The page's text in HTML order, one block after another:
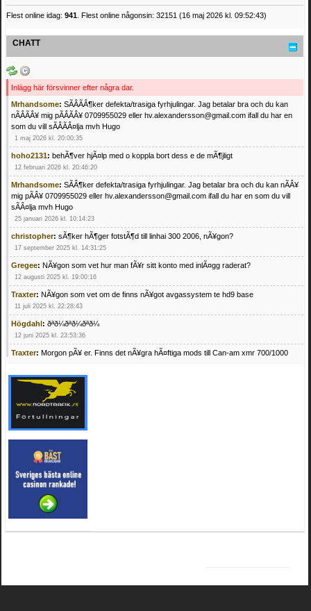
Flest online idag: 941 . Flest online någonsin: 32151 (16 maj 2026 kl. 09:52:43)
CHATT
Inlägg här försvinner efter några dar.
Mrhandsome: SÃÂÃÂ¶ker defekta/trasiga fyrhjulingar. Jag betalar bra och du kan
nÃÂÃÂ¥ mig pÃÂÃÂ¥ 0709955029 eller hv.alexandersson@gmail.com ifall du har en
som du vill sÃÂÃÂ¤lja mvh Hugo
1 maj 2026 kl. 20:00:35
hoho2131: behÃ¶ver hjÃ¤lp med o koppla bort dess e de mÃ¶jligt
12 februari 2026 kl. 20:46:20
Mrhandsome: SÃÂ¶ker defekta/trasiga fyrhjulingar. Jag betalar bra och du kan nÃÂ¥
mig pÃÂ¥ 0709955029 eller hv.alexandersson@gmail.com ifall du har en som du vill
sÃÂ¤lja mvh Hugo
25 januari 2026 kl. 10:14:23
christopher: sÃ¶ker hÃ¶ger fotstÃ¶d till linhai 300 2006, nÃ¥gon?
17 september 2025 kl. 14:31:25
Gregee: NÃ¥gon som vet hur man fÃ¥r sitt konto med inlÃ¤gg raderat?
12 augusti 2025 kl. 19:00:16
Traxter: NÃ¥gon som vet om de finns nÃ¥got avgassystem te hd9 base
11 juli 2025 kl. 22:28:43
Högdahl: ðªð¼ðªð¼ðªð¼
12 juni 2025 kl. 23:53:36
Traxter: Morgon pÃ¥ er. Finns det nÃ¥gra hÃ¤ftiga mods till Can-am xmr 700/1000
Mrhandsome:SÃ¶ker defekta/trasiga fyrhjulingar. Jag betalar bra och du kan nÃ¥ mig
pÃ¥ 0709955029 eller hv.alexandersson@gmail.com ifall du har en som du vill sÃ¤lja
mvh Hugo
21 februari 2025 kl. 09:25:52
Oscar5:NÃ¥gon som vet vad man kan begÃ¤ra fÃ¶r en Honda TRX 350 FE 2005
4 februari 2025 kl. 19:20:50
Oscar5:44
4 februari 2025 kl. 19:15:36
Greger59:NÃ¤gon som vet har en Cetek 500 EFI
15 januari 2025 kl. 23:49:44
Mrhandsome:SÃÂ¶ker defekta/trasiga fyrhjulingar. Jag betalar bra och du kan nÃÂ¥